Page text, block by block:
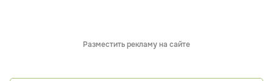
Разместить рекламу на сайте